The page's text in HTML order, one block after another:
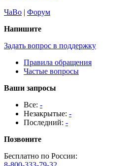
ЧаВо | Форум
Напишите
Задать вопрос в поддержку
Правила обращения
Частые вопросы
Ваши запросы
Все: -
Незакрытые: -
Последний: -
Позвоните
Бесплатно по России: